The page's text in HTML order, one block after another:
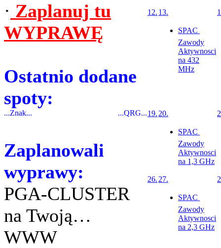
· Zaplanuj tu
WYPRAWĘ
Ostatnio dodane
spoty:
...Znak... ...QRG...
Zaplanowali
wyprawy:
PGA-CLUSTER
na Twoją…
WWW
12. 13.
SPAC 
Zawody
Aktywnosci
na 432
MHz
19. 20.
SPAC 
Zawody
Aktywnosci
na 1,3 GHz
26. 27.
SPAC 
Zawody
Aktywnosci
na 2,3 GHz